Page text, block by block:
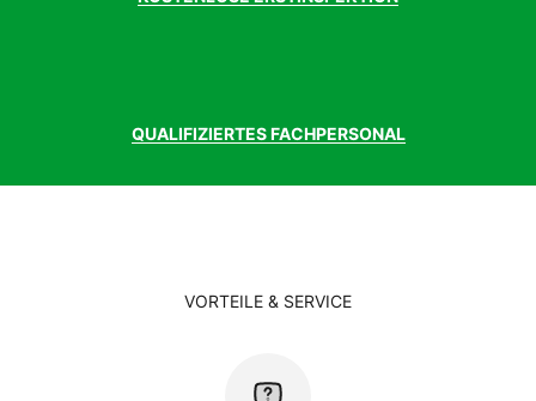
QUALIFIZIERTES FACHPERSONAL
VORTEILE & SERVICE